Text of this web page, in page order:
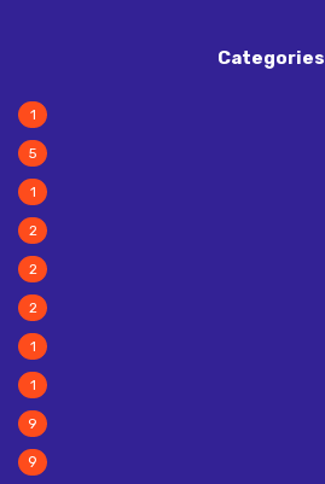
Categories
1
5
1
2
2
2
1
1
9
9